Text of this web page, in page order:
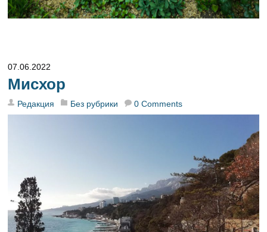
07.06.2022
Мисхор
Редакция Без рубрики 0 Comments